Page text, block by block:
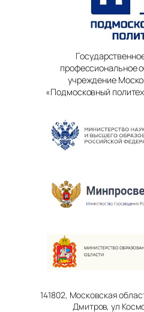
профессиональное
учреждение
«Подмосковный
141802, Московская
Дмитров, ул